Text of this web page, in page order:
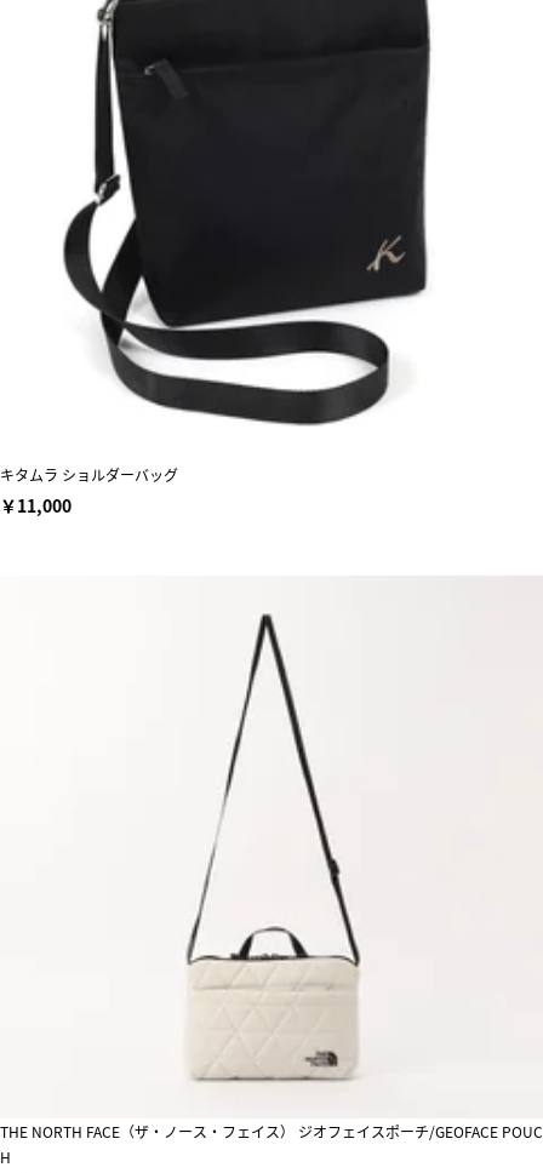
キタムラ ショルダーバッグ
￥11,000
THE NORTH FACE（ザ・ノース・フェイス） ジオフェイスポーチ/GEOFACE POUC
H